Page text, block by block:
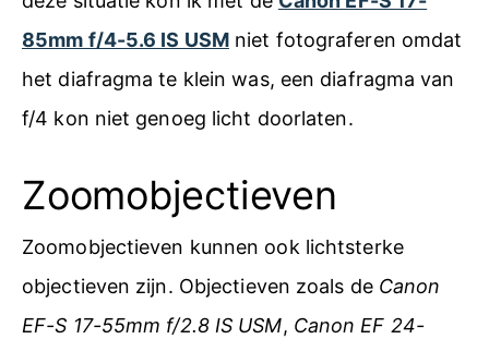
85mm f/4-5.6 IS USMniet fotograferen omdat
het diafragma te klein was, een diafragma van
f/4 kon niet genoeg licht doorlaten.
Zoomobjectieven
Zoomobjectieven kunnen ook lichtsterke
objectieven zijn. Objectieven zoals de Canon
EF-S 17-55mm f/2.8 IS USM, Canon EF 24-